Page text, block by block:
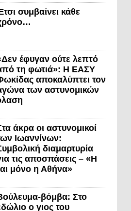
συμβαίνει κάθε
έφυγαν ούτε λεπτό
τη φωτιά»: Η ΕΑΣΥ
αποκαλύπτει τον
των αστυνομικών
άκρα οι αστυνομικοί
Ιωαννίνων:
διαμαρτυρία
τις αποσπάσεις – «Η
μόνο η Αθήνα»
βόμβα: Στο
ο γιος του